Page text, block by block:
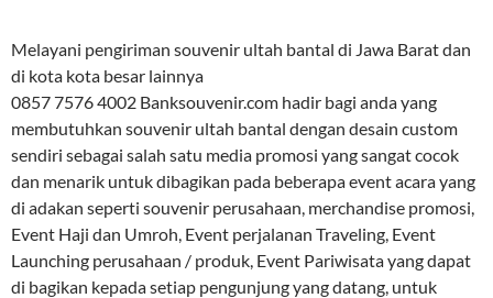
Melayani pengiriman souvenir ultah bantal di Jawa Barat dan
di kota kota besar lainnya
0857 7576 4002 Banksouvenir.com hadir bagi anda yang
membutuhkan souvenir ultah bantal dengan desain custom
sendiri sebagai salah satu media promosi yang sangat cocok
dan menarik untuk dibagikan pada beberapa event acara yang
di adakan seperti souvenir perusahaan, merchandise promosi,
Event Haji dan Umroh, Event perjalanan Traveling, Event
Launching perusahaan / produk, Event Pariwisata yang dapat
di bagikan kepada setiap pengunjung yang datang, untuk